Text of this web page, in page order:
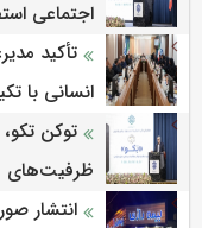
اجتماعی
تأکید
انسانی با
توکن تکو،
ظرفیت‌های